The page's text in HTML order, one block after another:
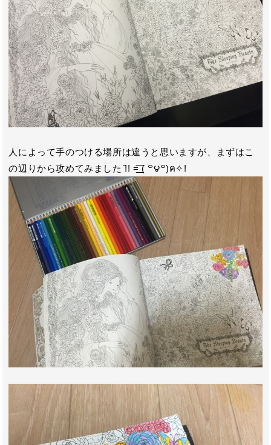
人によって手のつける場所は違うと思いますが、まずはこ
の辺りから攻めてみました ̏!! =͟͟͞͞ ( ꒪౪꒪)ฅ✧!